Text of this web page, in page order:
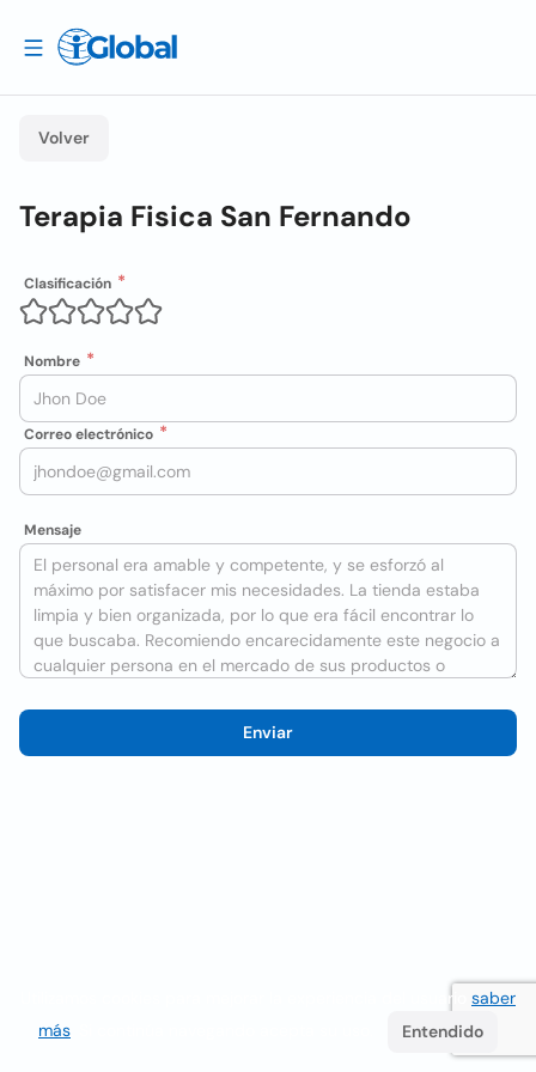
Volver
Terapia Fisica San Fernando
Clasificación
Nombre
Correo electrónico
Mensaje
Enviar
Utilizamos cookies para mejorar la experiencia del usuario saber
más
Entendido